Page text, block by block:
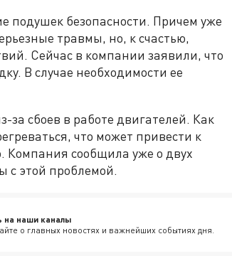
подушек безопасности. Причем уже
травмы, но, к счастью,
Сейчас в компании заявили, что
В случае необходимости ее
за сбоев в работе двигателей. Как
что может привести к
Компания сообщила уже о двух
с этой проблемой.
на наши каналы
о главных новостях и важнейших событиях дня.